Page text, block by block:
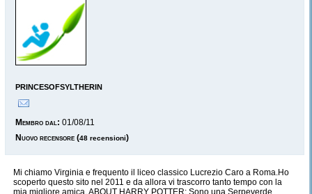
princesofsyltherin
Membro dal: 01/08/11
Nuovo recensore (48 recensioni)
Mi chiamo Virginia e frequento il liceo classico Lucrezio Caro a Roma.Ho
scoperto questo sito nel 2011 e da allora vi trascorro tanto tempo con la
mia migliore amica. ABOUT HARRY POTTER; Sono una Serpeverde